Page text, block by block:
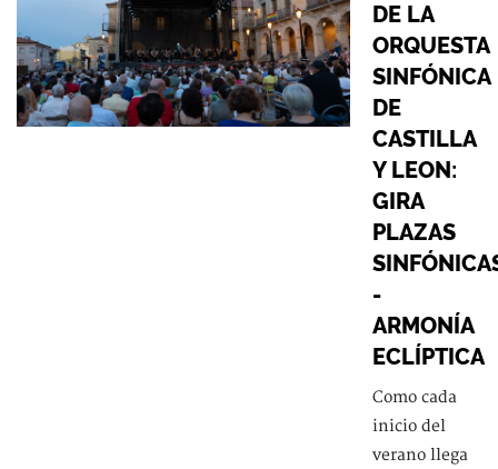
DE LA
ORQUESTA
SINFÓNICA
DE
CASTILLA
Y LEON:
GIRA
PLAZAS
-
ARMONÍA
ECLÍPTICA
Como cada
inicio del
verano llega